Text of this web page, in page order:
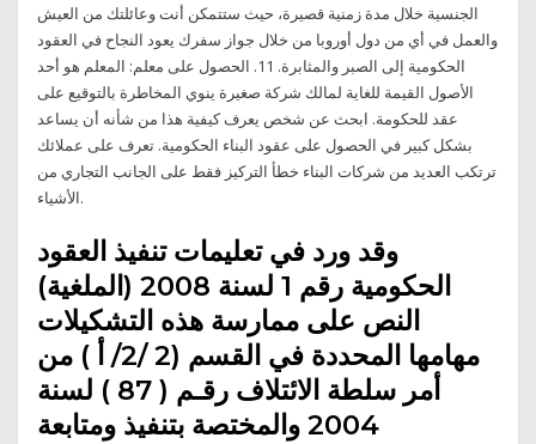
الجنسية خلال مدة زمنية قصيرة، حيث ستتمكن أنت وعائلتك من العيش
والعمل في أي من دول أوروبا من خلال جواز سفرك يعود النجاح في العقود
الحكومية إلى الصبر والمثابرة. 11. الحصول على معلم: المعلم هو أحد
الأصول القيمة للغاية لمالك شركة صغيرة ينوي المخاطرة بالتوقيع على
عقد للحكومة. ابحث عن شخص يعرف كيفية هذا من شأنه أن يساعد
بشكل كبير في الحصول على عقود البناء الحكومية. تعرف على عملائك
ترتكب العديد من شركات البناء خطأ التركيز فقط على الجانب التجاري من
الأشياء.
وقد ورد في تعليمات تنفيذ العقود
الحكومية رقم 1 لسنة 2008 (الملغية)
النص على ممارسة هذه التشكيلات
مهامها المحددة في القسم (2 /2/ أ ) من
أمر سلطة الائتلاف رقـم ( 87 ) لسنة
2004 والمختصة بتنفيذ ومتابعة